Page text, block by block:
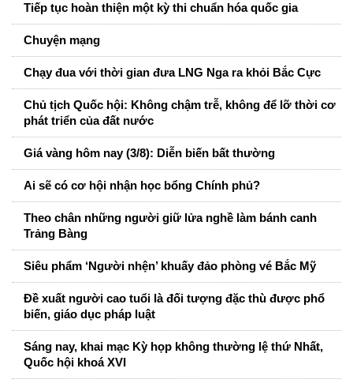
Tiếp tục hoàn thiện một kỳ thi chuẩn hóa quốc gia
Chuyện mạng
Chạy đua với thời gian đưa LNG Nga ra khỏi Bắc Cực
Chủ tịch Quốc hội: Không chậm trễ, không để lỡ thời cơ
phát triển của đất nước
Giá vàng hôm nay (3/8): Diễn biến bất thường
Ai sẽ có cơ hội nhận học bổng Chính phủ?
Theo chân những người giữ lửa nghề làm bánh canh
Trảng Bàng
Siêu phẩm ‘Người nhện’ khuấy đảo phòng vé Bắc Mỹ
Đề xuất người cao tuổi là đối tượng đặc thù được phổ
biến, giáo dục pháp luật
Sáng nay, khai mạc Kỳ họp không thường lệ thứ Nhất,
Quốc hội khoá XVI